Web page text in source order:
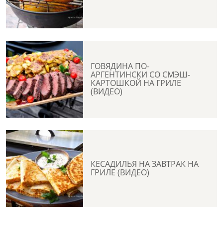
ГОВЯДИНА ПО-
АРГЕНТИНСКИ СО СМЭШ-
КАРТОШКОЙ НА ГРИЛЕ
(ВИДЕО)
КЕСАДИЛЬЯ НА ЗАВТРАК НА
ГРИЛЕ (ВИДЕО)